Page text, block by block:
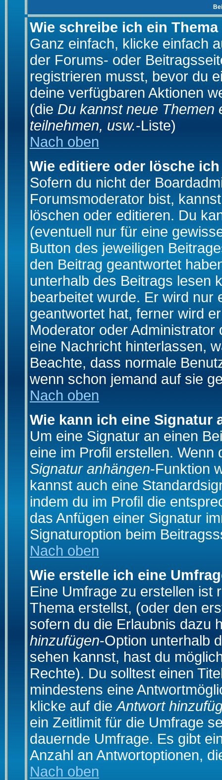
Wie schreibe ich ein
Ganz einfach, klicke einfach
der Forums- oder
registrieren musst, bevor du
deine verfügbaren Aktionen
(die Du kannst neue Themen
teilnehmen, usw.-Liste)
Nach oben
Wie editiere oder lösche
Sofern du nicht der
Forumsmoderator bist,
löschen oder editieren. Du
(eventuell nur für eine
Button des jeweiligen
den Beitrag geantwortet
unterhalb des Beitrags lesen
bearbeitet wurde. Er wird nur
geantwortet hat, ferner wird
Moderator oder
eine Nachricht hinterlassen,
Beachte, dass normale
wenn schon jemand auf sie
Nach oben
Wie kann ich eine Signatur
Um eine Signatur an einen
eine im Profil erstellen.
Signatur anhängen-Funktion
kannst auch eine
indem du im Profil die
das Anfügen einer Signatur
Signaturoption beim
Nach oben
Wie erstelle ich eine
Eine Umfrage zu erstellen ist
Thema erstellst, (oder den
sofern du die Erlaubnis dazu
hinzufügen-Option unterhalb
sehen kannst, hast du
Rechte). Du solltest einen
mindestens eine
klicke auf dieAntwort
ein Zeitlimit für die Umfrage
dauernde Umfrage. Es gibt
Anzahl an Antwortoptionen,
Nach oben